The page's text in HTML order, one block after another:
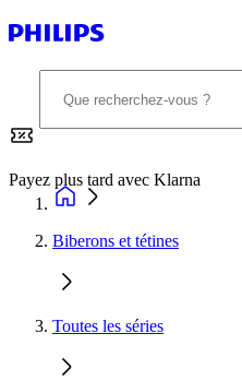
Payez plus tard avec Klarna
Biberons et tétines
Toutes les séries